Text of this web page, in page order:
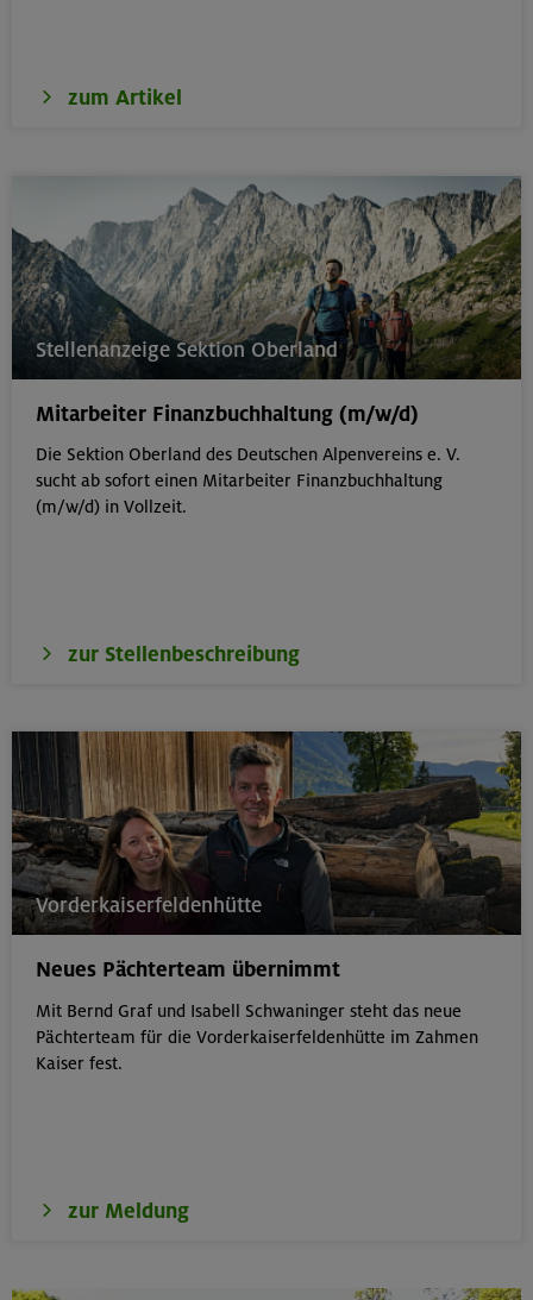
zum Artikel
Stellenanzeige Sektion Oberland
Mitarbeiter Finanzbuchhaltung (m/w/d)
Die Sektion Oberland des Deutschen Alpenvereins e. V.
sucht ab sofort einen Mitarbeiter Finanzbuchhaltung
(m/w/d) in Vollzeit.
zur Stellenbeschreibung
Vorderkaiserfeldenhütte
Neues Pächterteam übernimmt
Mit Bernd Graf und Isabell Schwaninger steht das neue
Pächterteam für die Vorderkaiserfeldenhütte im Zahmen
Kaiser fest.
zur Meldung